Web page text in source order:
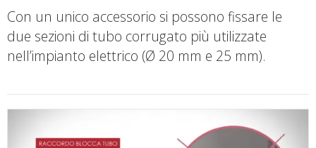
Con un unico accessorio si possono fissare le
due sezioni di tubo corrugato più utilizzate
nell’impianto elettrico (Ø 20 mm e 25 mm).